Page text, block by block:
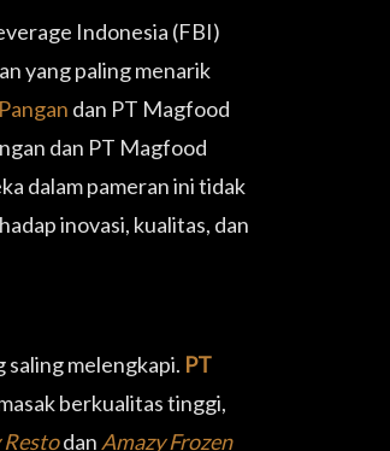
Indonesia (FBI)
yang paling menarik
dan PT Magfood
dan PT Magfood
dalam pameran ini tidak
inovasi, kualitas, dan
melengkapi. PT
berkualitas tinggi,
dan Amazy Frozen